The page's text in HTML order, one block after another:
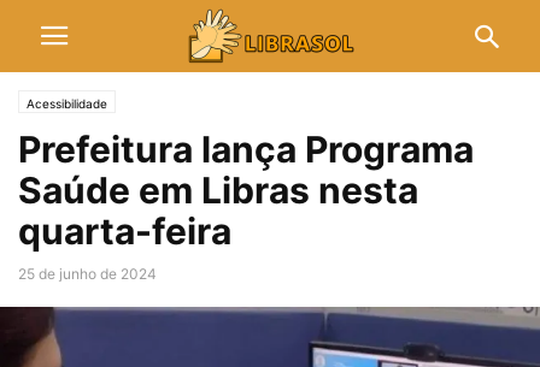
Acessibilidade
Prefeitura lança Programa
Saúde em Libras nesta
quarta-feira
25 de junho de 2024